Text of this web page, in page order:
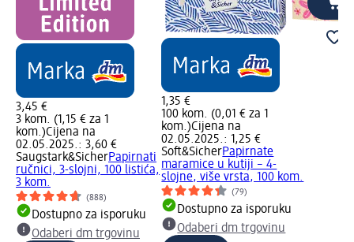
3,45 €
3 kom. (1,15 € za 1
kom.)Cijena na
02.05.2025.: 3,60 €
Saugstark&SicherPapirnati
ručnici, 3-slojni, 100 listića,
3 kom.
(888)
Dostupno za isporuku
Odaberi dm trgovinu
1,35 €
100 kom. (0,01 € za 1
kom.)Cijena na
02.05.2025.: 1,25 €
Soft&SicherPapirnate
maramice u kutiji – 4-
slojne, više vrsta, 100 kom.
(79)
Dostupno za isporuku
Odaberi dm trgovinu